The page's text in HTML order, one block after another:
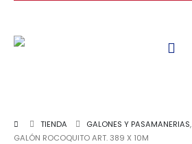
TIENDA GALONES Y PASAMANERIAS,
GALÓN ROCOQUITO ART. 389 X 10M